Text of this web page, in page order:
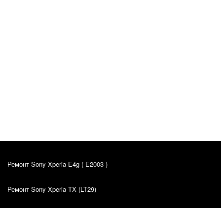
Ремонт Sony Xperia E4g ( E2003 )
Ремонт Sony Xperia TX (LT29)